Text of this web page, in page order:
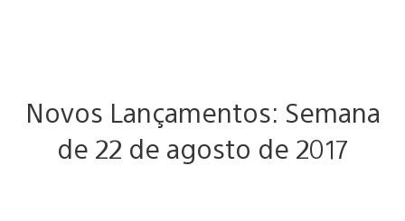
Novos Lançamentos: Semana
de 22 de agosto de 2017